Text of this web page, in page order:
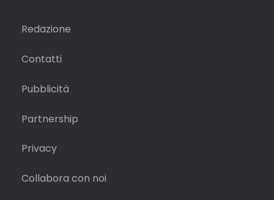
Redazione
Contatti
Pubblicità
Partnership
Privacy
Collabora con noi